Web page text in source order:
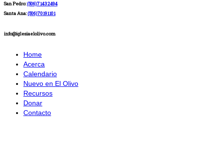
San Pedro:(506)71432494
Santa Ana:(506)70191101
info@iglesiaelolivo.com
Home
Acerca
Calendario
Nuevo en El Olivo
Recursos
Donar
Contacto